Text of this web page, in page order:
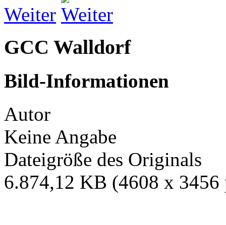
Weiter
GCC Walldorf
Bild-Informationen
Autor
Keine Angabe
Dateigröße des Originals
6.874,12 KB (4608 x 3456